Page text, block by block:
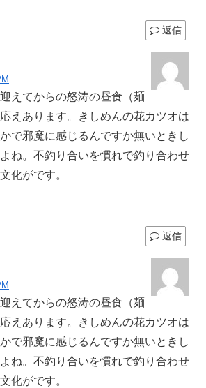
返信
えてからの怒涛の昼食（麺
えあります。きしめんの花カツオは
で邪魔に感じるんですか無いときし
ね。不釣り合いを慣れで釣り合わせ
化がです。
返信
えてからの怒涛の昼食（麺
えあります。きしめんの花カツオは
で邪魔に感じるんですか無いときし
ね。不釣り合いを慣れで釣り合わせ
化がです。